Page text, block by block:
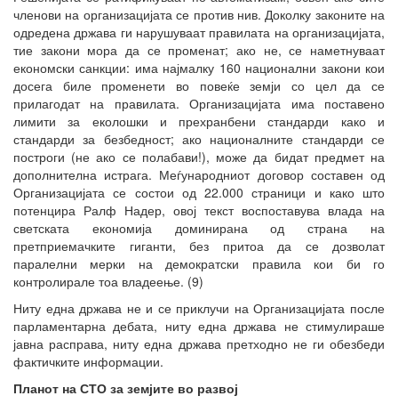
членови на организацијата се против нив. Доколку законите на
одредена држава ги нарушуваат правилата на организацијата,
тие закони мора да се променат; ако не, се наметнуваат
економски санкции: има најмалку 160 национални закони кои
досега биле променети во повеќе земји со цел да се
прилагодат на правилата. Организацијата има поставено
лимити за еколошки и прехранбени стандарди како и
стандарди за безбедност; ако националните стандарди се
построги (не ако се полабави!), може да бидат предмет на
дополнителна истрага. Меѓународниот договор составен од
Организацијата се состои од 22.000 страници и како што
потенцира Ралф Надер, овој текст воспоставува влада на
светската економија доминирана од страна на
претприемачките гиганти, без притоа да се дозволат
паралелни мерки на демократски правила кои би го
контролирале тоа владеење. (9)
Ниту една држава не и се приклучи на Организацијата после
парламентарна дебата, ниту една држава не стимулираше
јавна расправа, ниту една држава претходно не ги обезбеди
фактичките информации.
Планот на СТО за земјите во развој